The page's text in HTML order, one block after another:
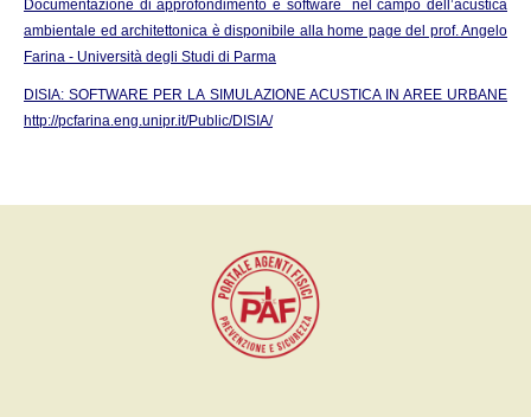
Documentazione di approfondimento e software nel campo dell’acustica
ambientale ed architettonica è disponibile alla home page del prof. Angelo
Farina - Università degli Studi di Parma
DISIA: SOFTWARE PER LA SIMULAZIONE ACUSTICA IN AREE URBANE
http://pcfarina.eng.unipr.it/Public/DISIA/